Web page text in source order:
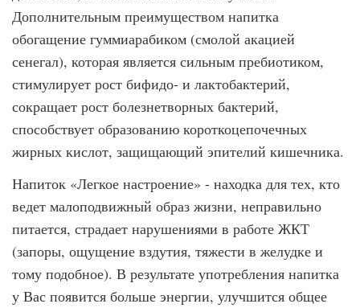
Дополнительным преимуществом напитка
обогащение гуммиарабиком (смолой акацией
сенегал), которая является сильным пребиотиком,
стимулирует рост бифидо- и лактобактерий,
сокращает рост болезнет­ворных бактерий,
способствует образованию короткоцепочечных
жирных кислот, за­щищающий эпителий кишечника.
Напиток «Легкое настроение» - находка для тех, кто
ведет малоподвижный об­раз жизни, неправильно
питается, страдает нарушениями в работе ЖКТ
(запо­ры, ощущение вздутия, тяжести в желудке и
тому подобное). В результате упо­требления напитка
у Вас появится больше энергии, улучшится общее